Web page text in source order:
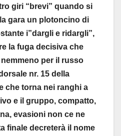
giri “brevi” quando si
gara un plotoncino di
i”dargli e ridargli”,
la fuga decisiva che
per il russo
nr. 15 della
che torna nei ranghi a
e il gruppo, compatto,
evasioni non ce ne
finale decreterà il nome